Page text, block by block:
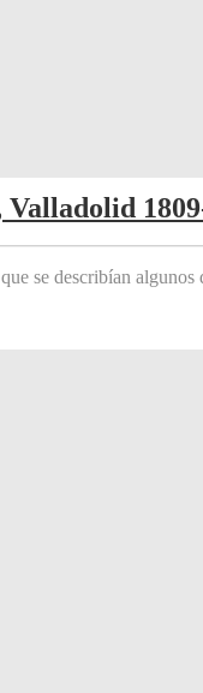
se describían